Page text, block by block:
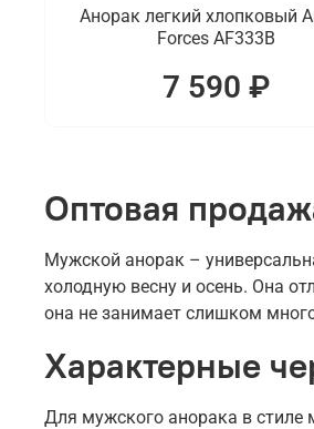
Анорак легкий хлопковый
Forces AF333B
7 590 ₽
Оптовая
Мужской анорак –
холодную весну и осень. Она
она не занимает слишком
Характерные
Для мужского анорака в стиле